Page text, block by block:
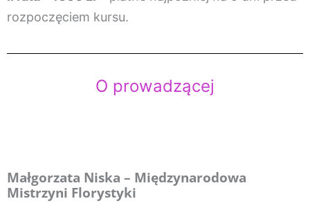
rozpoczęciem kursu.
O prowadzącej
Małgorzata Niska – Międzynarodowa
Mistrzyni Florystyki